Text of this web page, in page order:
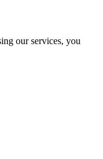
our services, you